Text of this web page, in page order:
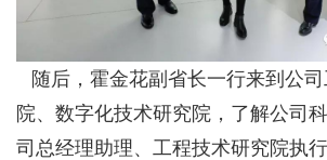
随后，霍金花副省长一行来到公
院、数字化技术研究院，了解公司
司总经理助理、工程技术研究院执